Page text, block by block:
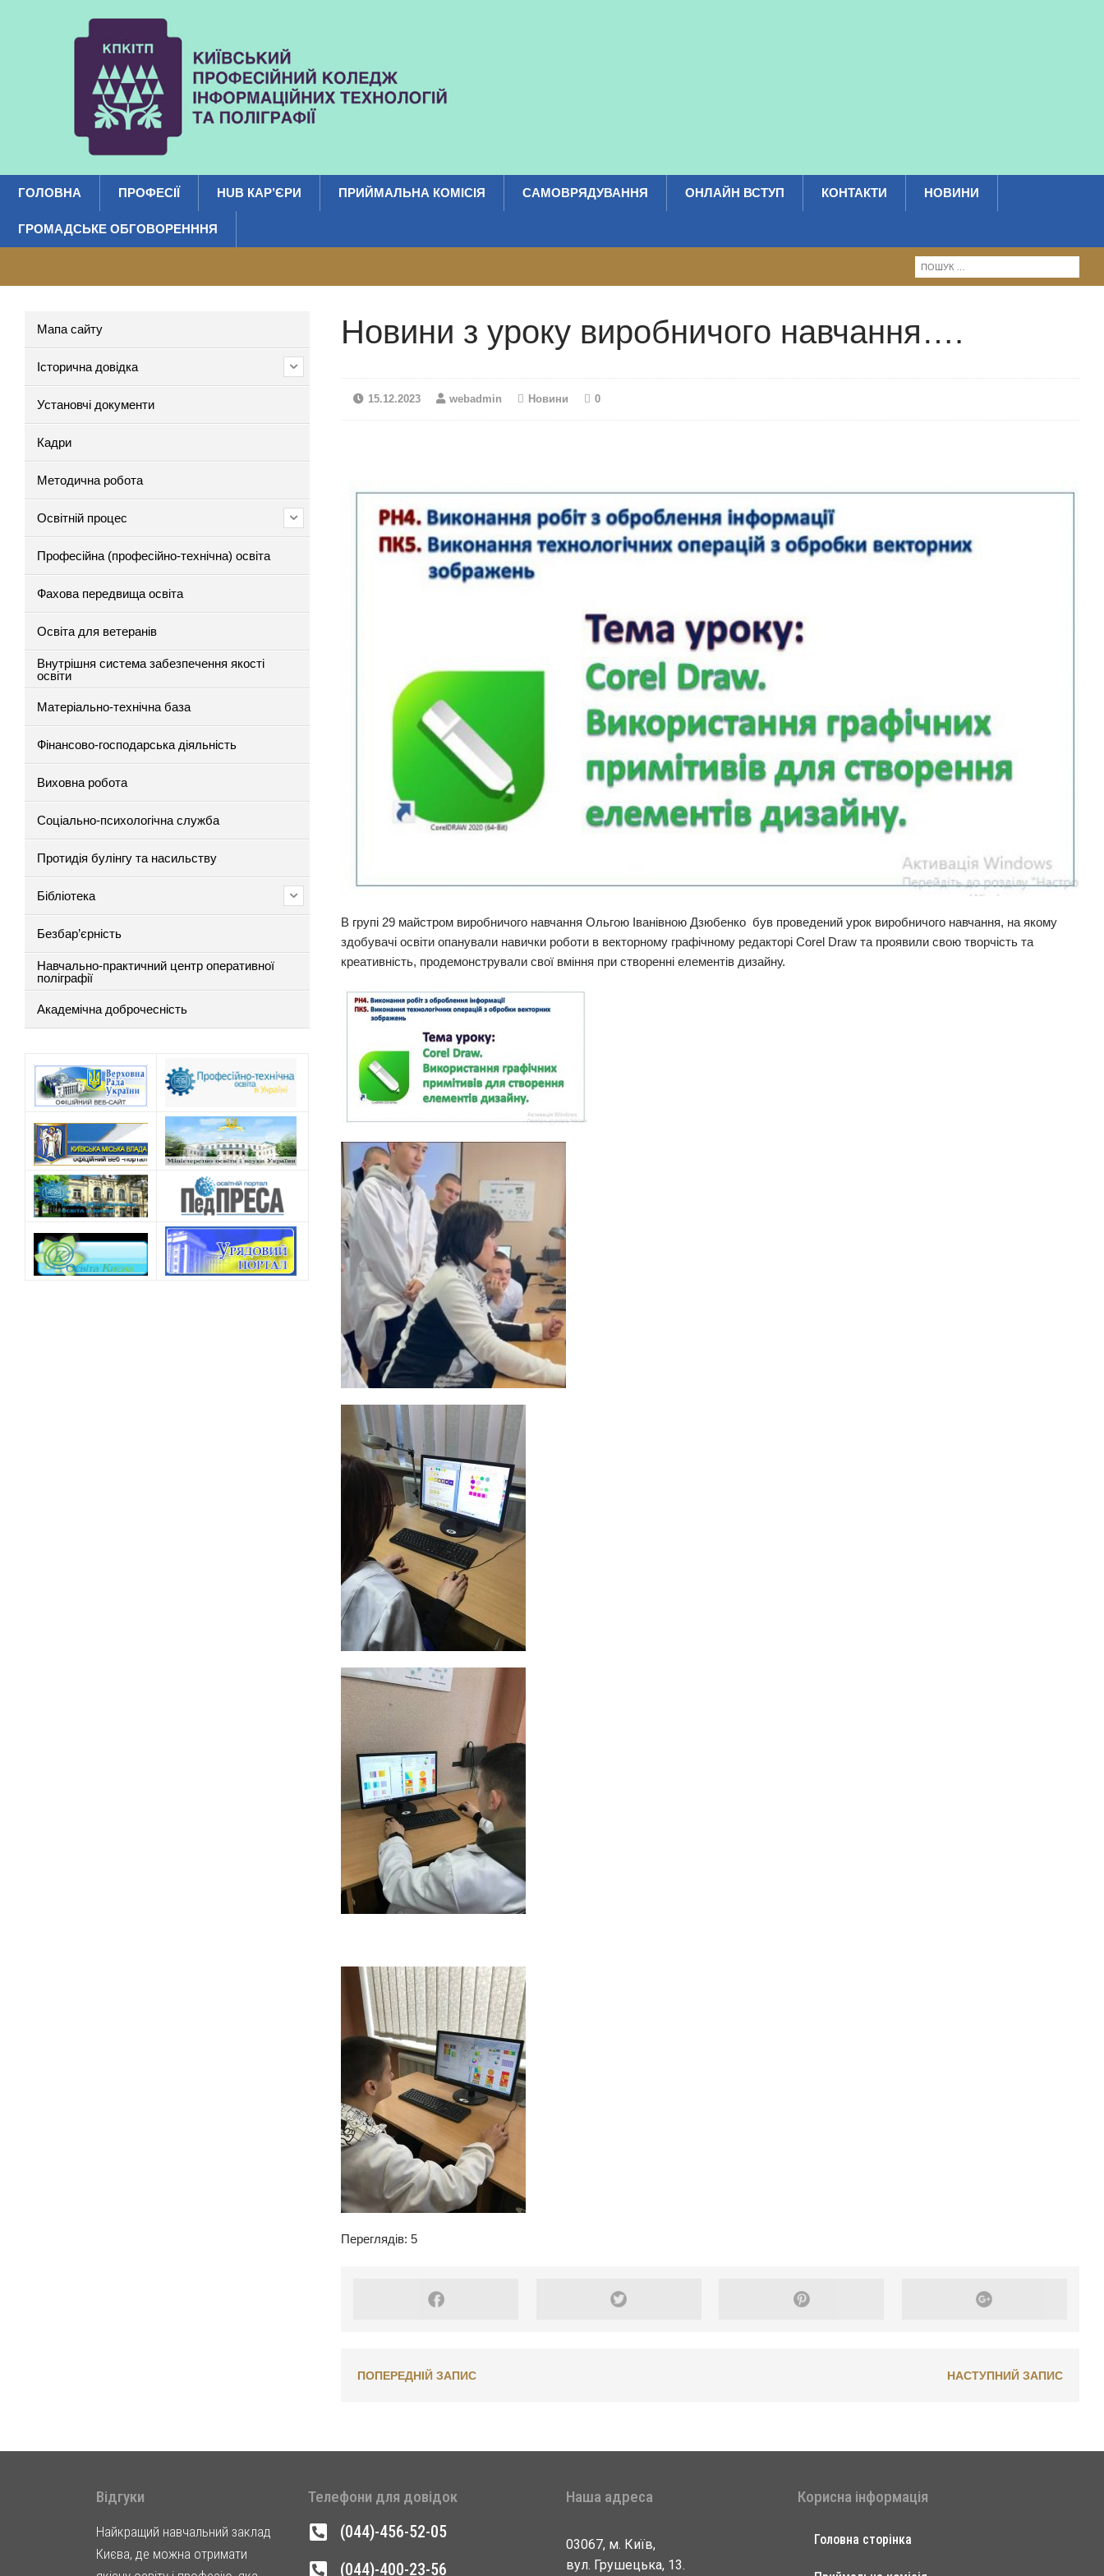
ГОЛОВНА ПРОФЕСІЇ HUB КАР’ЄРИ ПРИЙМАЛЬНА КОМІСІЯ САМОВРЯДУВАННЯ ОНЛАЙН ВСТУП КОНТАКТИ НОВИНИ
ГРОМАДСЬКЕ ОБГОВОРЕНННЯ
Новини з уроку виробничого навчання….
15.12.2023 webadmin Новини 0
В групі 29 майстром виробничого навчання Ольгою Іванівною Дзюбенко був проведений урок виробничого навчання, на якому
здобувачі освіти опанували навички роботи в векторному графічному редакторі Corel Draw та проявили свою творчість та
креативність, продемонстрували свої вміння при створенні елементів дизайну.
Переглядів: 5
ПОПЕРЕДНІЙ ЗАПИС НАСТУПНИЙ ЗАПИС
Мапа сайту
Історична довідка
Установчі документи
Кадри
Методична робота
Освітній процес
Професійна (професійно-технічна) освіта
Фахова передвища освіта
Освіта для ветеранів
Внутрішня система забезпечення якості
освіти
Матеріально-технічна база
Фінансово-господарська діяльність
Виховна робота
Соціально-психологічна служба
Протидія булінгу та насильству
Бібліотека
Безбар’єрність
Навчально-практичний центр оперативної
поліграфії
Академічна доброчесність
Відгуки
Найкращий навчальний заклад
Києва, де можна отримати
Телефони для довідок
(044)-456-52-05
(044)-400-23-56
Наша адреса
03067, м. Київ,
вул. Грушецька, 13.
Корисна інформація
Головна сторінка